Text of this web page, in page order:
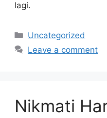
lagi.
Categories
Uncategorized
Leave a comment
Nikmati